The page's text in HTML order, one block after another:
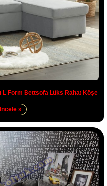
L Form Bettsofa Lüks Rahat Köşe
»